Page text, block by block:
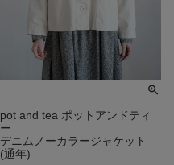
pot and tea ポットアンドティ
ー
デニムノーカラージャケット
(通年)